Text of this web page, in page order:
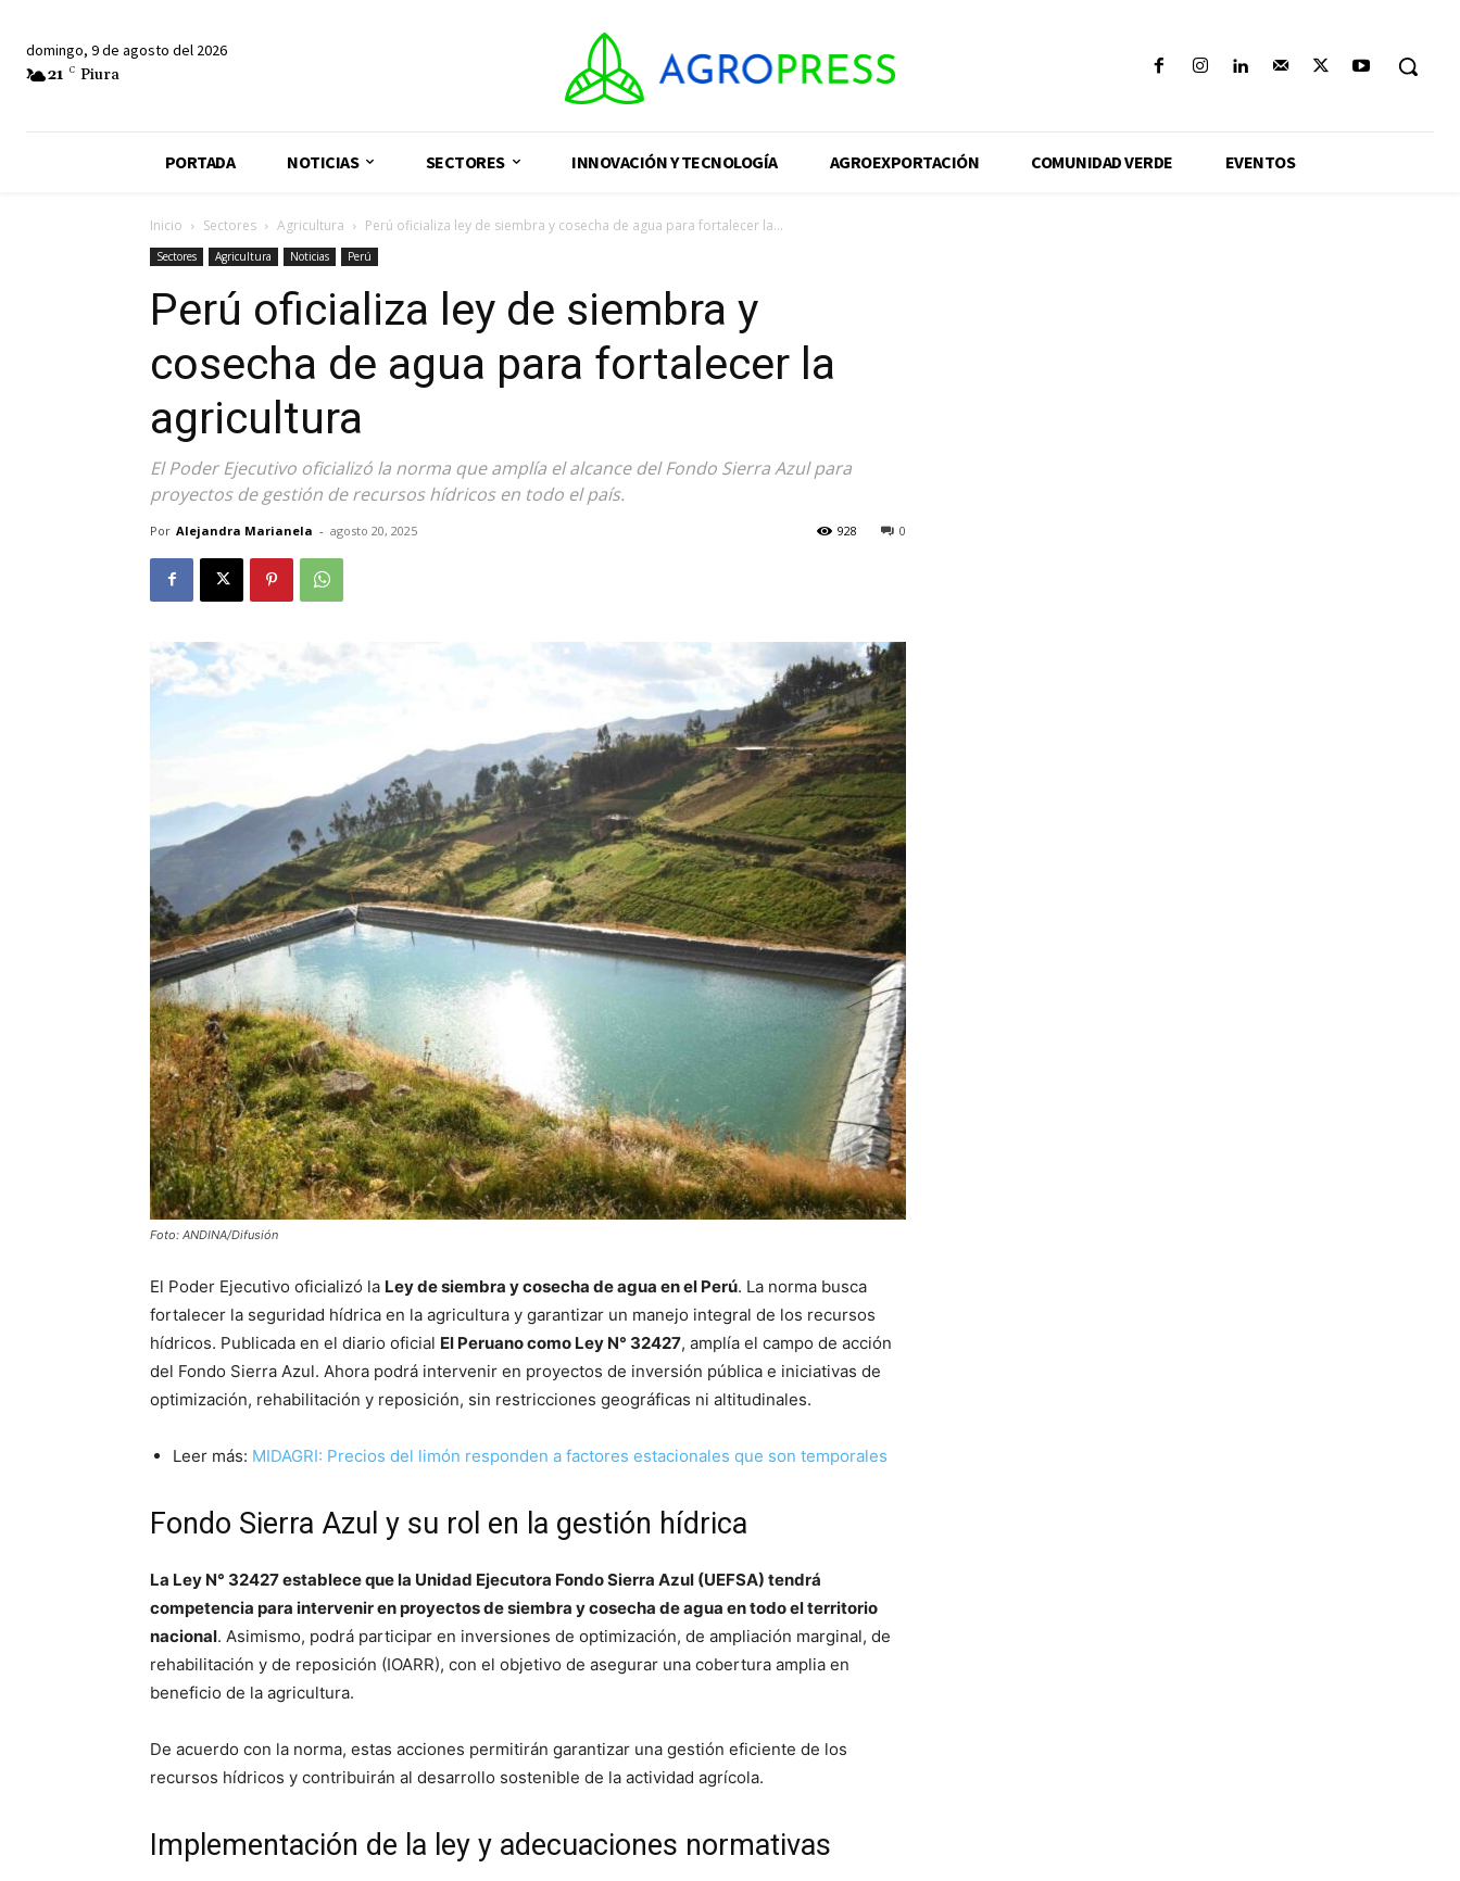
domingo, 9 de agosto del 2026
21 C Piura
PORTADA NOTICIAS SECTORES INNOVACIÓN Y TECNOLOGÍA AGROEXPORTACIÓN COMUNIDAD VERDE EVENTOS
Inicio Sectores Agricultura Perú oficializa ley de siembra y cosecha de agua para fortalecer la...
Sectores Agricultura Noticias Perú
Perú oficializa ley de siembra y
cosecha de agua para fortalecer la
agricultura
El Poder Ejecutivo oficializó la norma que amplía el alcance del Fondo Sierra Azul para
proyectos de gestión de recursos hídricos en todo el país.
Por Alejandra Marianela - agosto 20, 2025 0
928
Foto: ANDINA/Difusión
El Poder Ejecutivo oficializó la Ley de siembra y cosecha de agua en el Perú. La norma busca
fortalecer la seguridad hídrica en la agricultura y garantizar un manejo integral de los recursos
hídricos. Publicada en el diario oficial El Peruano como Ley N° 32427, amplía el campo de acción
del Fondo Sierra Azul. Ahora podrá intervenir en proyectos de inversión pública e iniciativas de
optimización, rehabilitación y reposición, sin restricciones geográficas ni altitudinales.
Leer más: MIDAGRI: Precios del limón responden a factores estacionales que son temporales
Fondo Sierra Azul y su rol en la gestión hídrica
La Ley N° 32427 establece que la Unidad Ejecutora Fondo Sierra Azul (UEFSA) tendrá
competencia para intervenir en proyectos de siembra y cosecha de agua en todo el territorio
nacional. Asimismo, podrá participar en inversiones de optimización, de ampliación marginal, de
rehabilitación y de reposición (IOARR), con el objetivo de asegurar una cobertura amplia en
beneficio de la agricultura.
De acuerdo con la norma, estas acciones permitirán garantizar una gestión eficiente de los
recursos hídricos y contribuirán al desarrollo sostenible de la actividad agrícola.
Implementación de la ley y adecuaciones normativas